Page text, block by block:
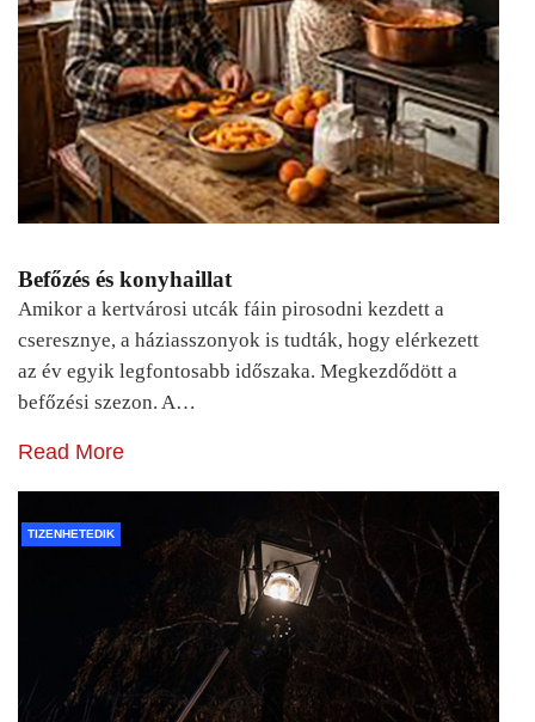
Befőzés és konyhaillat
Amikor a kertvárosi utcák fáin pirosodni kezdett a
cseresznye, a háziasszonyok is tudták, hogy elérkezett
az év egyik legfontosabb időszaka. Megkezdődött a
befőzési szezon. A…
Read More
TIZENHETEDIK